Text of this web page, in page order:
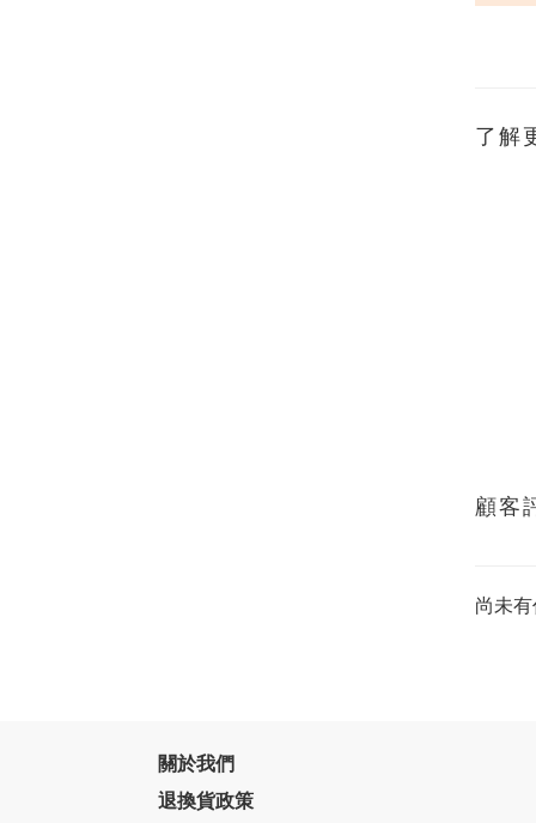
了解
顧客
尚未
關於我們
退換貨政策